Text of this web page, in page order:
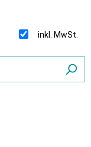
inkl. MwSt.